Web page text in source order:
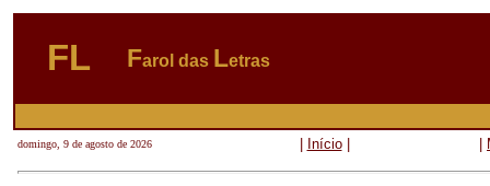
FL Farol das Letras
domingo, 9 de agosto de 2026 Início|